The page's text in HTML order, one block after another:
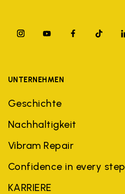
UNTERNEHMEN
Geschichte
Nachhaltigkeit
Vibram Repair
Confidence in every step
KARRIERE